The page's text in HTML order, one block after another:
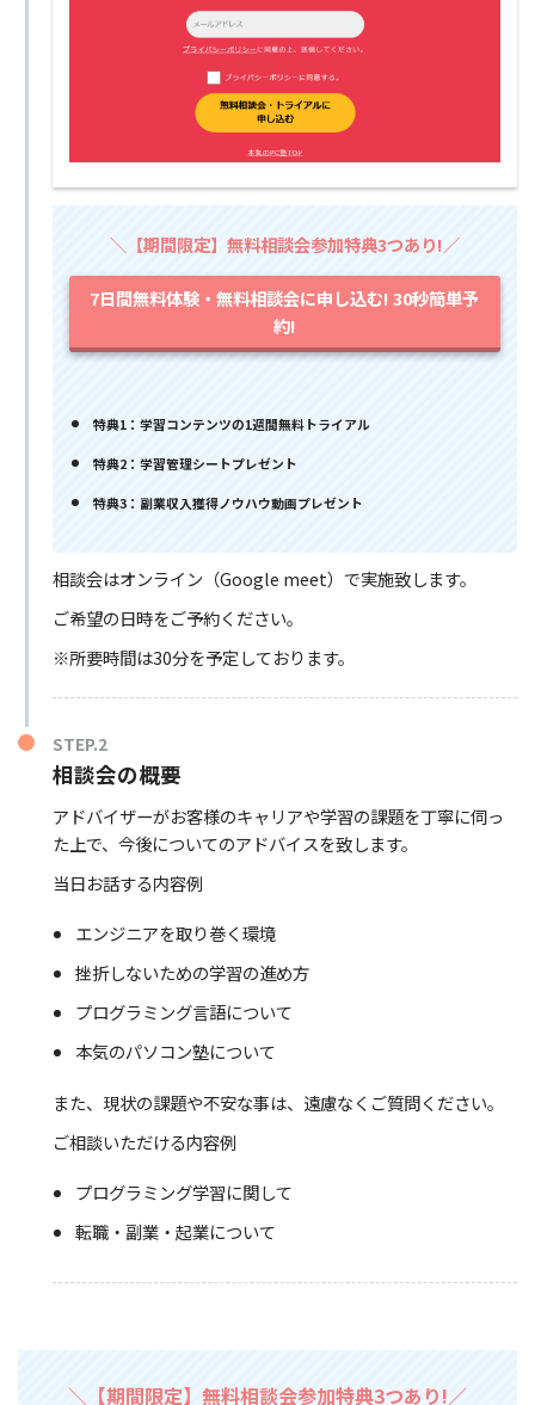
＼【期間限定】無料相談会参加特典3つあり!／
7日間無料体験・無料相談会に申し込む! 30秒簡単予
約!
特典1：学習コンテンツの1週間無料トライアル
特典2：学習管理シートプレゼント
特典3：副業収入獲得ノウハウ動画プレゼント
相談会はオンライン（Google meet）で実施致します。
ご希望の日時をご予約ください。
※所要時間は30分を予定しております。
STEP.2
相談会の概要
アドバイザーがお客様のキャリアや学習の課題を丁寧に伺っ
た上で、今後についてのアドバイスを致します。
当日お話する内容例
エンジニアを取り巻く環境
挫折しないための学習の進め方
プログラミング言語について
本気のパソコン塾について
また、現状の課題や不安な事は、遠慮なくご質問ください。
ご相談いただける内容例
プログラミング学習に関して
転職・副業・起業について
＼【期間限定】無料相談会参加特典3つあり!／